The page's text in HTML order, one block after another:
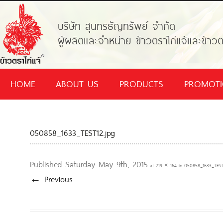
บริษัท สุนทรธัญทรัพย์ จำกัด
ผู้ผลิตและจำหน่าย ข้าวตราไก่แจ้และข้าวต
HOME ABOUT US PRODUCTS
050858_1633_TEST12.jpg
Published Saturday May 9th, 2015 at 219 × 164 in
← Previous